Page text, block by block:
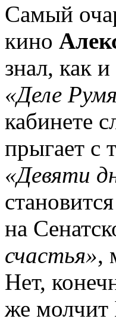
Самый
кино
знал, как
«Деле
кабинете
прыгает с
«Девяти
на
счастья»,
Нет,
же молчит